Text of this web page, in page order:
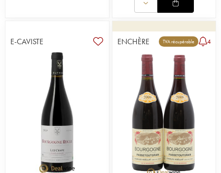
E-CAVISTE ENCHÈRE TVA récupérable 4